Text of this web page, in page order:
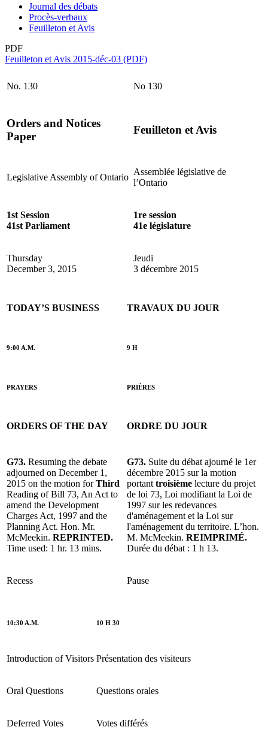
Journal des débats
Procès-verbaux
Feuilleton et Avis
PDF
Feuilleton et Avis 2015-déc-03 (PDF)
No. 130 No 130
Orders and Notices
Paper
Feuilleton et Avis
Legislative Assembly of Ontario
Assemblée législative de
l’Ontario
1st Session
41st Parliament
1re session
41e législature
Thursday
December 3, 2015
Jeudi
3 décembre 2015
TODAY’S BUSINESS TRAVAUX DU JOUR
9:00 A.M. 9 H
PRAYERS PRIÈRES
ORDERS OF THE DAY ORDRE DU JOUR
G73. Resuming the debate
adjourned on December 1,
2015 on the motion forThird
Reading of Bill 73, An Act to
amend the Development
Charges Act, 1997 and the
Planning Act. Hon. Mr.
McMeekin. REPRINTED.
Time used: 1 hr. 13 mins.
G73. Suite du débat ajourné le 1er
décembre 2015 sur la motion
portant troisième lecture du projet
de loi 73, Loi modifiant la Loi de
1997 sur les redevances
d'aménagement et la Loi sur
l'aménagement du territoire. L’hon.
M. McMeekin. REIMPRIMÉ.
Durée du débat : 1 h 13.
Recess Pause
10:30 A.M. 10 H 30
Introduction of Visitors Présentation des visiteurs
Oral Questions Questions orales
Deferred Votes Votes différés